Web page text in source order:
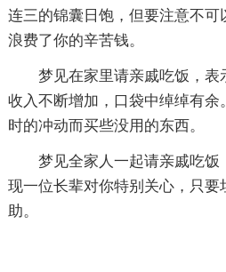
连三的锦囊日饱，但要注意不可
浪费了你的辛苦钱。
梦见在家里请亲戚吃饭，
收入不断增加，口袋中绰绰有余
时的冲动而买些没用的东西。
梦见全家人一起请亲戚吃饭
现一位长辈对你特别关心，只
助。